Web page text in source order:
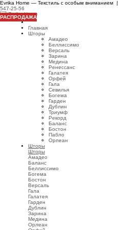
Evrika Home — Текстиль с особым вниманием |
547-25-56
Главная
Шторы
Амадео
Беллиссимо
Версаль
Зарина
Медина
Ренессанс
Галатея
Орфей
Гала
Севилья
Богема
Гарден
Дублин
Триумф
Рекорд
Баланс
Бостон
Пабло
Орлеан
Шторы
Шторы
Амадео
Баланс
Беллиссимо
Богема
Бостон
Версаль
Гала
Галатея
Гарден
Дублин
Зарина
Медина
Орлеан
РАСПРОДАЖА